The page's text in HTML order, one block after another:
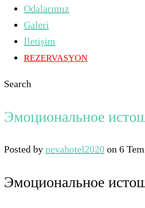
Odalarımız
Galeri
İletişim
REZERVASYON
Search
Эмоциональное
Posted by nevahotel2020 on 6
Эмоциональное